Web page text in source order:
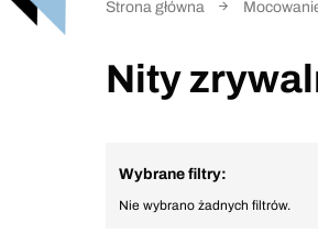
Strona główna
Nity
Wybrane filtry:
Nie wybrano żadnych filtrów.